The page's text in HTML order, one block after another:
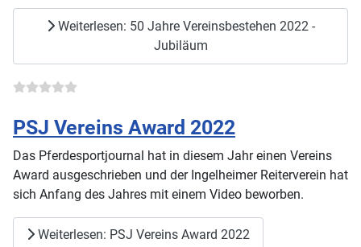
Weiterlesen: 50 Jahre Vereinsbestehen 2022 -
Jubiläum
PSJ Vereins Award 2022
Das Pferdesportjournal hat in diesem Jahr einen Vereins
Award ausgeschrieben und der Ingelheimer Reiterverein hat
sich Anfang des Jahres mit einem Video beworben.
Weiterlesen: PSJ Vereins Award 2022